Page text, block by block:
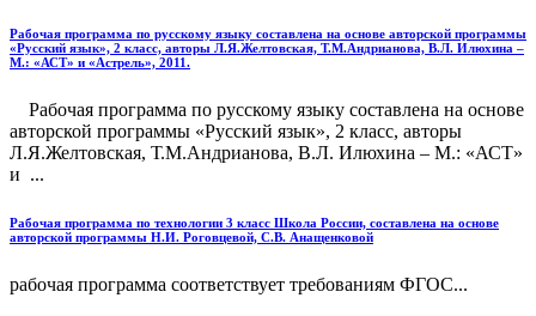
Рабочая программа по русскому языку составлена на основе авторской программы
«Русский язык», 2 класс, авторы Л.Я.Желтовская, Т.М.Андрианова, В.Л. Илюхина –
М.: «АСТ» и «Астрель», 2011.
Рабочая программа по русскому языку составлена на основе
авторской программы «Русский язык», 2 класс, авторы
Л.Я.Желтовская, Т.М.Андрианова, В.Л. Илюхина – М.: «АСТ»
и ...
Рабочая программа по технологии 3 класс Школа России, составлена на основе
авторской программы Н.И. Роговцевой, С.В. Анащенковой
рабочая программа соответствует требованиям ФГОС...